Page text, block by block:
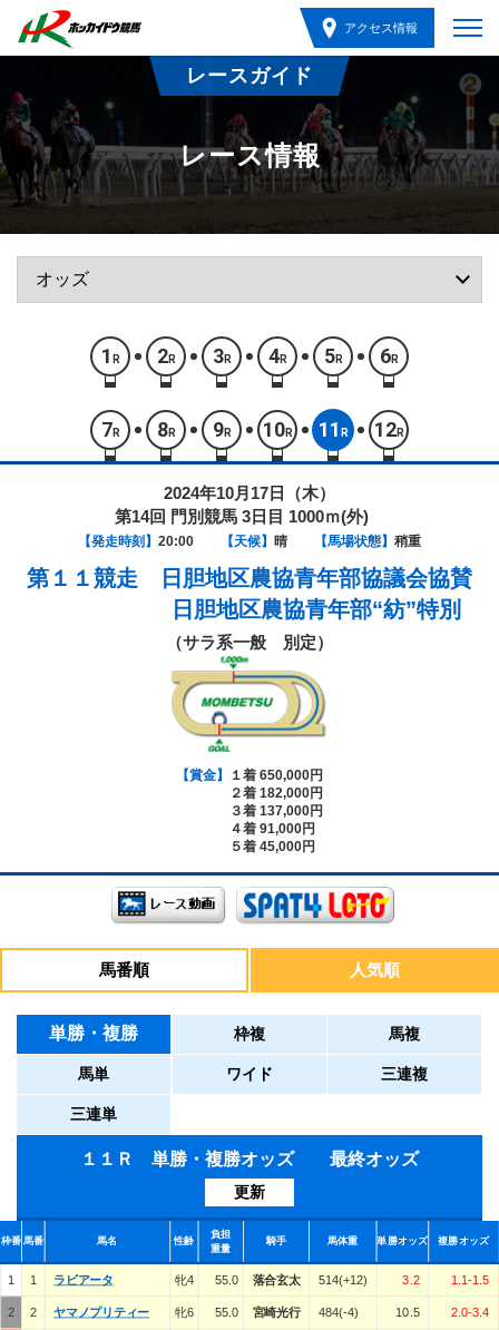
アクセス情報
レースガイド
レース情報
1 R 2R 3R 4R 5R 6R
7 R 8R 9R 10R 11 R 12R
2024年10月17日（木）
第14回 門別競馬 3日目 1000ｍ(外)
【発走時刻】 20:00 【天候】 晴 【馬場状態】 稍重
第１１競走
日胆地区農協青年部協議会協賛
日胆地区農協青年部“紡”特別
（サラ系一般 別定）
【賞金】
１着 650,000円
２着 182,000円
３着 137,000円
４着 91,000円
５着 45,000円
馬番順 人気順
単勝・複勝 枠複 馬複
馬単 ワイド 三連複
三連単
１１Ｒ 単勝・複勝オッズ 最終オッズ
更新
枠番馬番 馬名 性齢
負担
重量
騎手 馬体重 単勝オッズ 複勝オッズ
1 1 ラビアータ 牝4 55.0 落合玄太 514(+12) 3.2 1.1-1.5
2 2 ヤマノプリティー 牝6 55.0 宮崎光行 484(-4) 10.5 2.0-3.4